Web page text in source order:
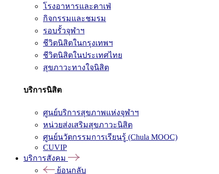
โรงอาหารและคาเฟ่
กิจกรรมและชมรม
รอบรั้วจุฬาฯ
ชีวิตนิสิตในกรุงเทพฯ
ชีวิตนิสิตในประเทศไทย
สุขภาวะทางใจนิสิต
บริการนิสิต
ศูนย์บริการสุขภาพแห่งจุฬาฯ
หน่วยส่งเสริมสุขภาวะนิสิต
ศูนย์นวัตกรรมการเรียนรู้ (Chula MOOC)
CUVIP
บริการสังคม
ย้อนกลับ